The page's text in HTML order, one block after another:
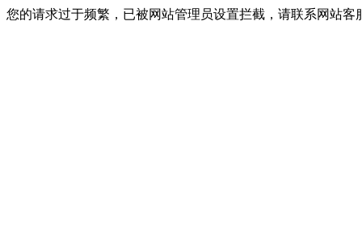
您的请求过于频繁，已被网站管理员设置拦截，请联系网站客